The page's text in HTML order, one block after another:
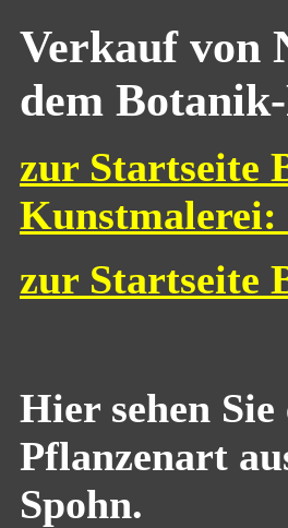
Verkauf von
dem
zur Startseite
Kunstmalerei:
zur Startseite
Hier sehen
Pflanzenart
Spohn.